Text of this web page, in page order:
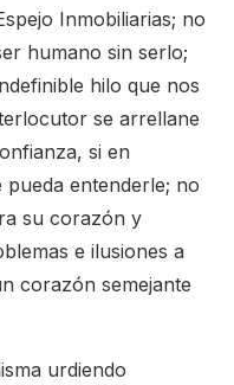
Inmobiliarias; no
humano sin serlo;
hilo que nos
se arrellane
si en
entenderle; no
su corazón y
e ilusiones a
corazón semejante
urdiendo